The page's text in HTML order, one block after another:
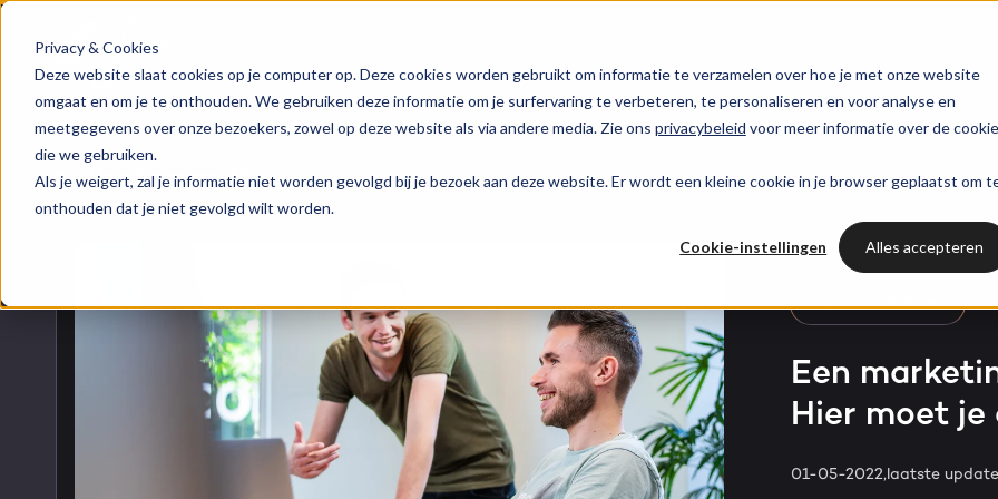
Privacy & Cookies
Deze website slaat cookies op je computer op. Deze cookies worden gebruikt om informatie te verzamelen over hoe je met onze website
omgaat en om je te onthouden. We gebruiken deze informatie om je surfervaring te verbeteren, te personaliseren en voor analyse en
meetgegevens over onze bezoekers, zowel op deze website als via andere media. Zie ons privacybeleid voor meer informatie over de
die we gebruiken.
Als je weigert, zal je informatie niet worden gevolgd bij je bezoek aan deze website. Er wordt een kleine cookie in je browser geplaatst om
onthouden dat je niet gevolgd wilt worden.
Cookie-instellingen Alles accepteren
HubSpot implementatie
HubSpot automations
HubSpot integraties
HubSpot maatwerk
Groeistrategie
Digital marketing
AI services
HubSpot websites
Modules & templates
Growth-driven design
Over ons
Team
Contact
HubSpot partner
Awards
Gratis
Blog
Events & webinars HUBSPOT NIEUWSBRIEF
Op de hoogte
HubSpot nieuws?
Schrijf je nu in!
HubSpot integraties
HubSpot trainingen
Branches
WELKOM BIJ BRIGHT
Inspiratie
LAAT JE INSPIREREN
HubSpot
Could not loads
Naar blogoverzicht
DIGITAL MARKETING
Een
Hier moet
01-05-2022,laatste